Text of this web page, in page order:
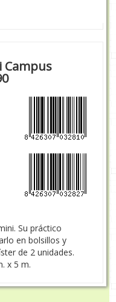
Campus
Su práctico
en bolsillos y
de 2 unidades.
x 5 m.